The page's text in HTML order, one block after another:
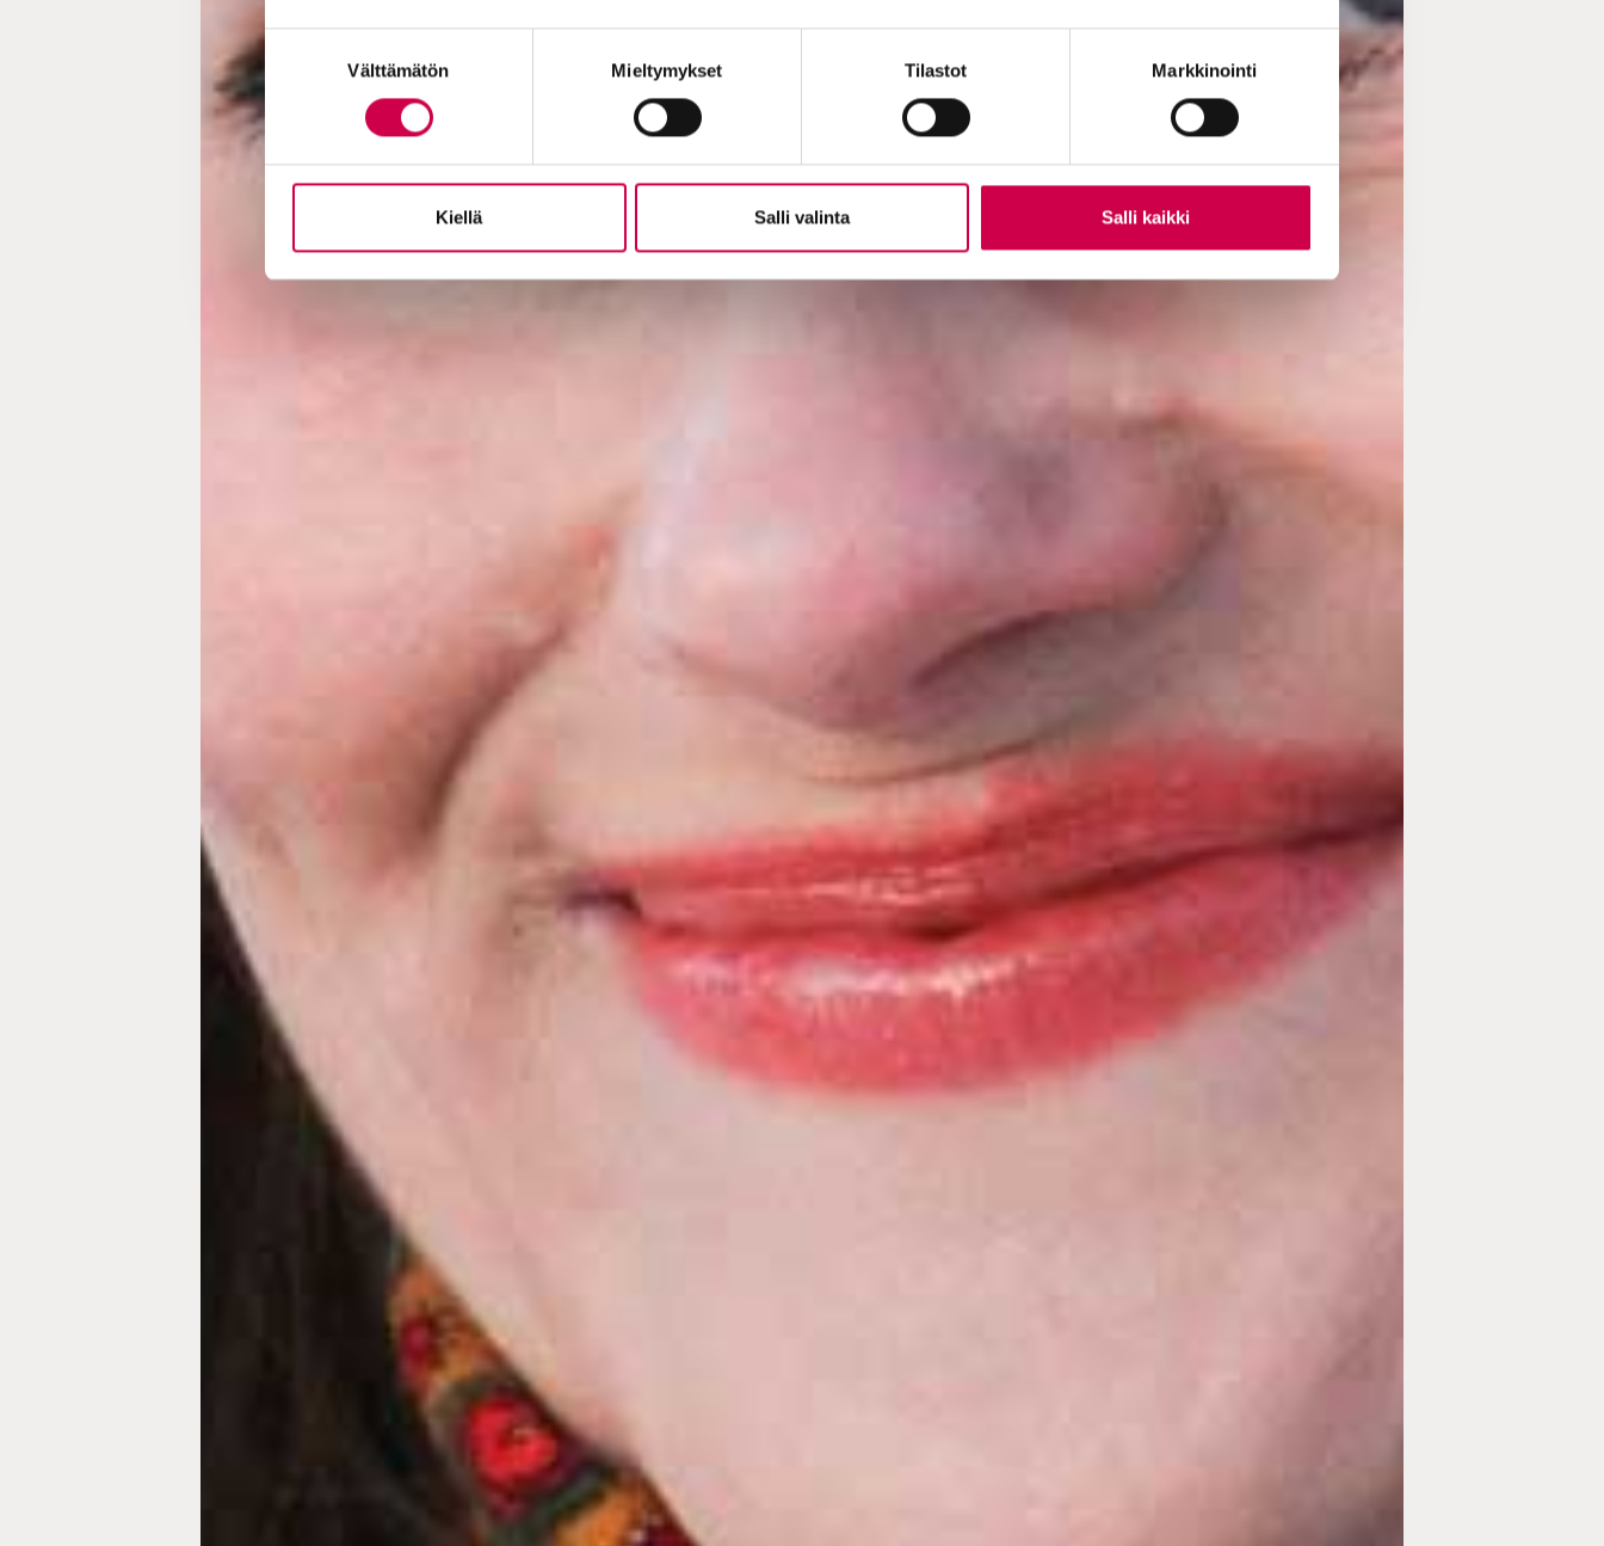
Suostumuksen
valinta
Välttämätön Mieltymykset Tilastot Markkinointi
Kiellä Salli valinta Salli kaikki